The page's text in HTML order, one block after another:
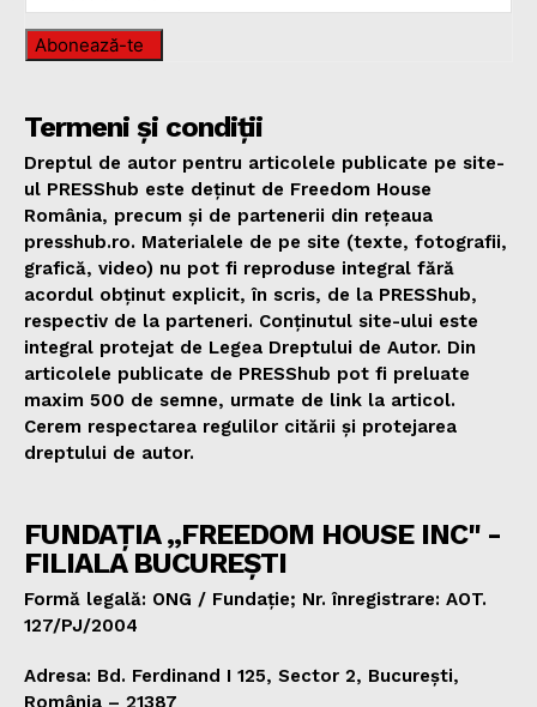
Abonează-te
Termeni și condiții
Dreptul de autor pentru articolele publicate pe site-
ul PRESShub este deținut de Freedom House
România, precum și de partenerii din rețeaua
presshub.ro. Materialele de pe site (texte, fotografii,
grafică, video) nu pot fi reproduse integral fără
acordul obținut explicit, în scris, de la PRESShub,
respectiv de la parteneri. Conținutul site-ului este
integral protejat de Legea Dreptului de Autor. Din
articolele publicate de PRESShub pot fi preluate
maxim 500 de semne, urmate de link la articol.
Cerem respectarea regulilor citării și protejarea
dreptului de autor.
FUNDAȚIA „FREEDOM HOUSE INC" -
FILIALA BUCUREȘTI
Formă legală: ONG / Fundație; Nr. înregistrare: AOT.
127/PJ/2004
Adresa: Bd. Ferdinand I 125, Sector 2, București,
România – 21387